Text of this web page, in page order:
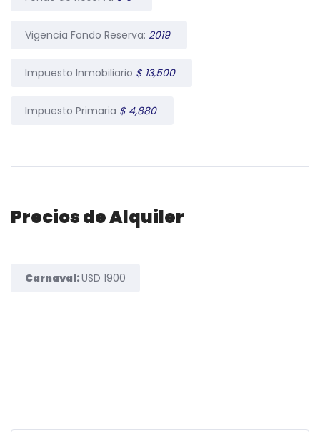
Vigencia Fondo Reserva: 2019
Impuesto Inmobiliario $ 13,500
Impuesto Primaria $ 4,880
Precios de Alquiler
Carnaval:USD 1900